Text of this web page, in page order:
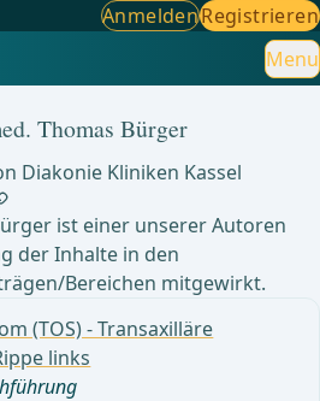
AnmeldenRegistrieren
Menu
Thomas Bürger
Diakonie Kliniken Kassel
ist einer unserer Autoren
der Inhalte in den
Bereichen mitgewirkt.
(TOS) - Transaxilläre
links